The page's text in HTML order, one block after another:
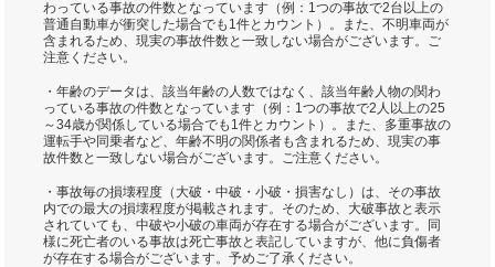
わっている事故の件数となっています（例：1つの事故で2台以上の
普通自動車が衝突した場合でも1件とカウント）。また、不明車両が
含まれるため、現実の事故件数と一致しない場合がございます。ご
注意ください。
・年齢のデータは、該当年齢の人数ではなく、該当年齢人物の関わ
っている事故の件数となっています（例：1つの事故で2人以上の25
～34歳が関係している場合でも1件とカウント）。また、多重事故の
運転手や同乗者など、年齢不明の関係者も含まれるため、現実の事
故件数と一致しない場合がございます。ご注意ください。
・事故毎の損壊程度（大破・中破・小破・損害なし）は、その事故
内での最大の損壊程度が掲載されます。そのため、大破事故と表示
されていても、中破や小破の車両が存在する場合がございます。同
様に死亡者のいる事故は死亡事故と表記していますが、他に負傷者
が存在する場合がございます。予めご了承ください。